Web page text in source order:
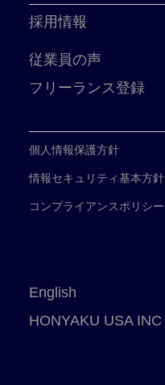
採用情報
従業員の声
フリーランス登録
個人情報保護方針
情報セキュリティ基本方針
コンプライアンスポリシー
English
HONYAKU USA INC